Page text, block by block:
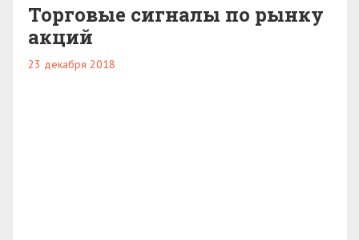
Торговые сигналы по рынку
акций
23 декабря 2018